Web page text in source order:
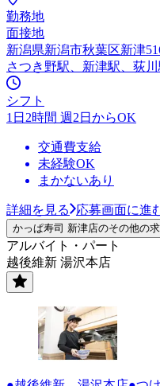
勤務地
面接地
新潟県新潟市秋葉区新津
さつき野駅、新津駅、荻
シフト
1日2時間 週2日からOK
交通費支給
未経験OK
まかないあり
詳細を見る 応募画面に進
かっぱ寿司 新津店のその他の
アルバイト・パート
越後維新 湯沢本店